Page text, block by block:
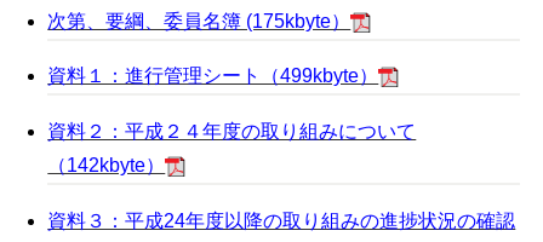
次第、要綱、委員名簿 (175kbyte）
資料１：進行管理シート（499kbyte）
資料２：平成２４年度の取り組みについて
（142kbyte）
資料３：平成24年度以降の取り組みの進捗状況の確認